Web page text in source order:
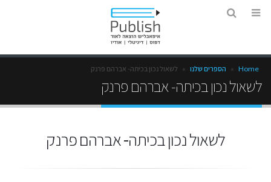
Home
» הספרים שלנו » לשאול נכון בכיתה- אברהם פרנק
לשאול נכון בכיתה- אברהם פרנק
לשאול נכון בכיתה- אברהם פרנק